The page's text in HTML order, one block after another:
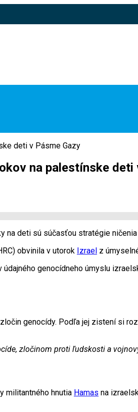
deti v Pásme Gazy
na palestínske deti
na deti sú súčasťou stratégie
obvinila v utorok Izrael z
genocídneho úmyslu
genocídy. Podľa jej zistení si
zločinom proti ľudskosti a
militantného hnutia Hamas na